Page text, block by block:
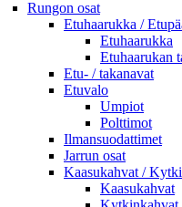
Rungon osat
Etuhaarukka /
Etuhaarukka
Etuhaarukan
Etu- / takanavat
Etuvalo
Umpiot
Polttimot
Ilmansuodattimet
Jarrun osat
Kaasukahvat /
Kaasukahvat